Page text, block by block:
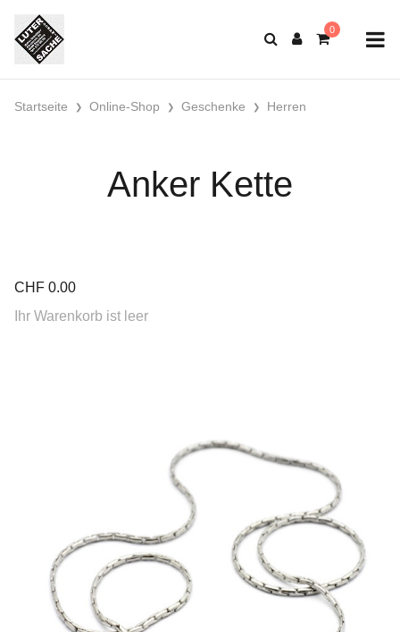
Startseite Online-Shop Geschenke Herren
Anker Kette
CHF 0.00
Ihr Warenkorb ist leer